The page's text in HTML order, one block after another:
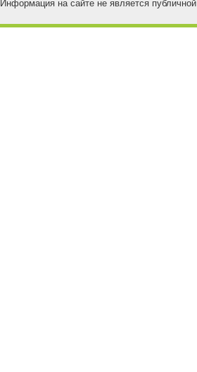
Информация на сайте не является